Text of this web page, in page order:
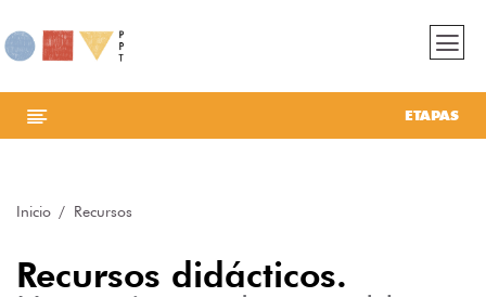
ETAPAS
Inicio Recursos
Recursos didácticos.